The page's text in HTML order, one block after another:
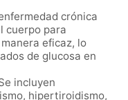
crónica
cuerpo para
eficaz, lo
de glucosa en
incluyen
hipertiroidismo,